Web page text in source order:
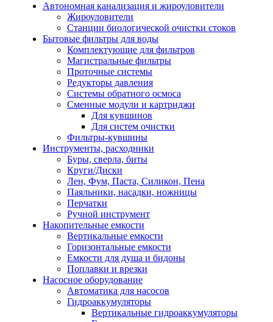
Автономная канализация и жироуловители
Жироуловители
Станции биологической очистки стоков
Бытовые фильтры для воды
Комплектующие для фильтров
Магистральные фильтры
Проточные системы
Редукторы давления
Системы обратного осмоса
Сменные модули и картриджи
Для кувшинов
Для систем очистки
Фильтры-кувшины
Инструменты, расходники
Буры, сверла, биты
Круги/Диски
Лен, Фум, Паста, Силикон, Пена
Паяльники, насадки, ножницы
Перчатки
Ручной инструмент
Накопительные емкости
Вертикальные емкости
Горизонтальные емкости
Емкости для душа и бидоны
Поплавки и врезки
Насосное оборудование
Автоматика для насосов
Гидроаккумуляторы
Вертикальные гидроаккумуляторы